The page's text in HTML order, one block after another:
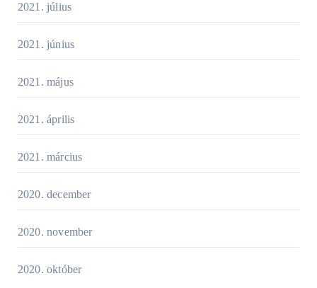
2021. július
2021. június
2021. május
2021. április
2021. március
2020. december
2020. november
2020. október